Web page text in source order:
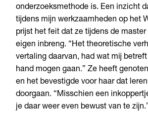
onderzoeksmethode is. Een inzicht
tijdens mijn werkzaamheden op het
prijst het feit dat ze tijdens de
eigen inbreng. “Het theoretische
vertaling daarvan, had wat mij
hand mogen gaan.” Ze heeft
en het bevestigde voor haar dat
doorgaan. “Misschien een
je daar weer even bewust van te